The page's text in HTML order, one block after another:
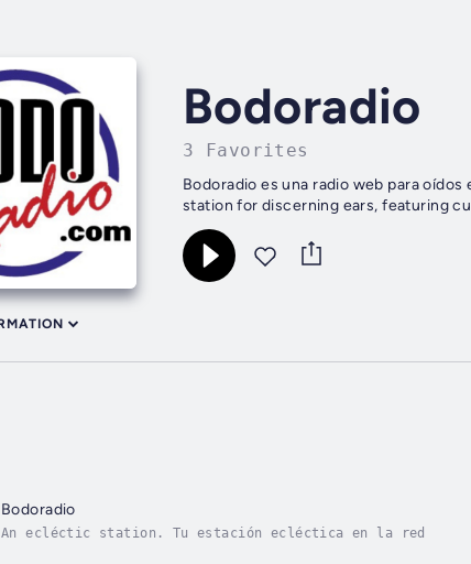
Bodoradio
3 Favorites
Bodoradio es una radio web para
station for discerning ears, featuring
Bodoradio
An ecléctic station. Tu estación ecléctica en la red